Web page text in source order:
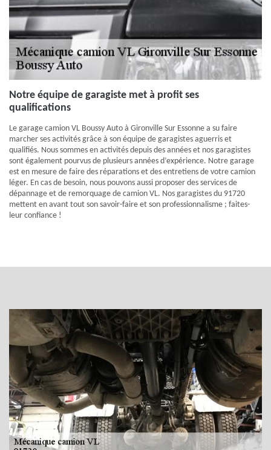
Notre équipe de garagiste met à profit ses
qualifications
Le garage camion VL Boussy Auto à Gironville Sur Essonne a su faire
marcher ses activités grâce à son équipe de garagistes aguerris et
qualifiés. Nous sommes en activités depuis des années et nos garagistes
sont également pourvus de plusieurs années d’expérience. Notre garage
est en mesure de faire des réparations et des entretiens de votre camion
léger. En cas de besoin, nous pouvons aussi proposer des services de
dépannage et de remorquage de camion VL. Nos garagistes du 91720
mettent en avant tout son savoir-faire et son professionnalisme ; faites-
leur confiance !